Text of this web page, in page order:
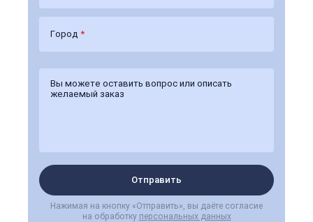
Город *
Отправить
Нажимая на кнопку «Отправить», вы даёте согласие
на обработку персональных данных